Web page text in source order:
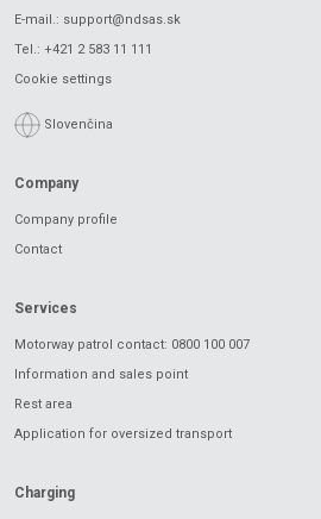
E-mail.: support@ndsas.sk
Tel.: +421 2 583 11 111
Cookie settings
Slovenčina
Company
Company profile
Contact
Services
Motorway patrol contact: 0800 100 007
Information and sales point
Rest area
Application for oversized transport
Charging